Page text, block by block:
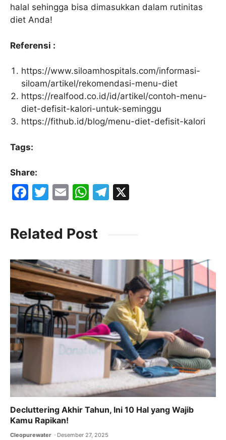
halal sehingga bisa dimasukkan dalam rutinitas
diet Anda!
Referensi :
https://www.siloamhospitals.com/informasi-
siloam/artikel/rekomendasi-menu-diet
https://realfood.co.id/id/artikel/contoh-menu-
diet-defisit-kalori-untuk-seminggu
https://fithub.id/blog/menu-diet-defisit-kalori
Tags:
Share:
F
c
e
b
o
o
k
T
itt
er
E
ai
l
W
at
s
A
p
p
T
a
Related Post
Decluttering Akhir Tahun, Ini 10 Hal yang Wajib
Kamu Rapikan!
Cleopurewater Desember 27, 2025